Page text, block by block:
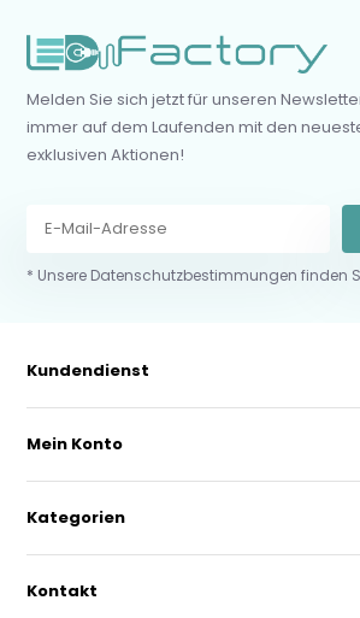
Melden Sie sich jetzt für unseren
immer auf dem Laufenden mit den
exklusiven Aktionen!
* Unsere Datenschutzbestimmungen finden
Kundendienst
Mein Konto
Kategorien
Kontakt